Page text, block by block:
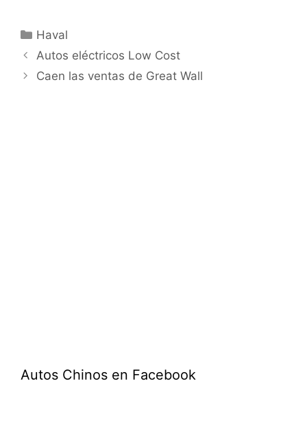
Haval
Autos eléctricos Low Cost
Caen las ventas de Great Wall
Autos Chinos en Facebook